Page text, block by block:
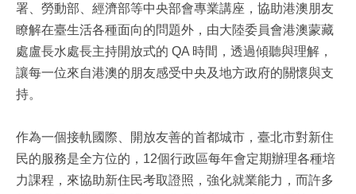
署、勞動部、經濟部等中央部會專業講座，協助港澳朋友
瞭解在臺生活各種面向的問題外，由大陸委員會港澳蒙藏
處盧長水處長主持開放式的 QA 時間，透過傾聽與理解，
讓每一位來自港澳的朋友感受中央及地方政府的關懷與支
持。
作為一個接軌國際、開放友善的首都城市，臺北市對新住
民的服務是全方位的，12個行政區每年會定期辦理各種培
力課程，來協助新住民考取證照，強化就業能力，而許多